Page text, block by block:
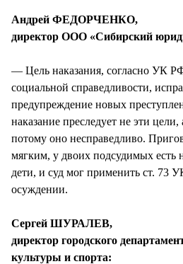
Андрей ФЕДОРЧЕНКО,
директор ООО «Сибирский
— Цель наказания, согласно УК
социальной справедливости,
предупреждение новых
наказание преследует не эти цели,
потому оно несправедливо.
мягким, у двоих подсудимых есть
дети, и суд мог применить ст.
осуждении.
Сергей ШУРАЛЕВ,
директор городского
культуры и спорта: